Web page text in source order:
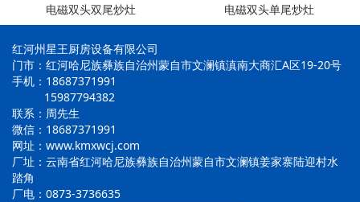
电磁双头双尾炒灶 电磁双头单尾炒灶
红河州星王厨房设备有限公司
门市：红河哈尼族彝族自治州蒙自市文澜镇滇南大商汇A区19-20号
手机：18687371991
15987794382
联系：周先生
微信：18687371991
网址：www.kmxwcj.com
厂址：云南省红河哈尼族彝族自治州蒙自市文澜镇姜家寨陆迎村水
踏角
厂电：0873-3736635